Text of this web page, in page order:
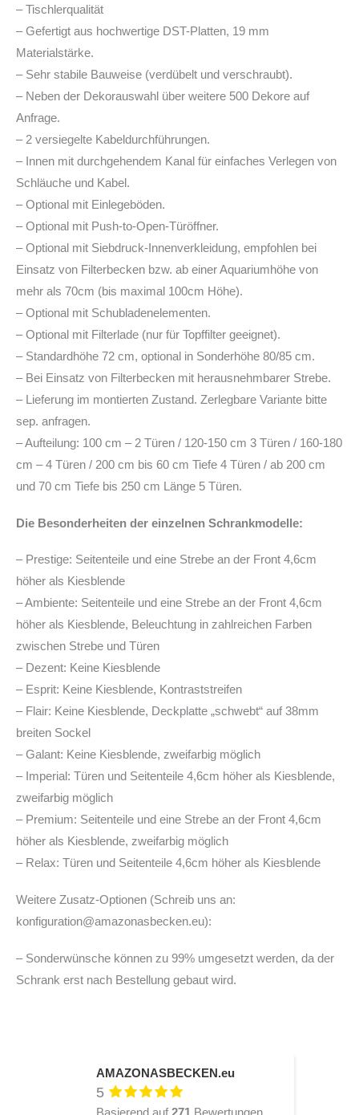
– Tischlerqualität
– Gefertigt aus hochwertige DST-Platten, 19 mm
Materialstärke.
– Sehr stabile Bauweise (verdübelt und verschraubt).
– Neben der Dekorauswahl über weitere 500 Dekore auf
Anfrage.
– 2 versiegelte Kabeldurchführungen.
– Innen mit durchgehendem Kanal für einfaches Verlegen von
Schläuche und Kabel.
– Optional mit Einlegeböden.
– Optional mit Push-to-Open-Türöffner.
– Optional mit Siebdruck-Innenverkleidung, empfohlen bei
Einsatz von Filterbecken bzw. ab einer Aquariumhöhe von
mehr als 70cm (bis maximal 100cm Höhe).
– Optional mit Schubladenelementen.
– Optional mit Filterlade (nur für Topffilter geeignet).
– Standardhöhe 72 cm, optional in Sonderhöhe 80/85 cm.
– Bei Einsatz von Filterbecken mit herausnehmbarer Strebe.
– Lieferung im montierten Zustand. Zerlegbare Variante bitte
sep. anfragen.
– Aufteilung: 100 cm – 2 Türen / 120-150 cm 3 Türen / 160-180
cm – 4 Türen / 200 cm bis 60 cm Tiefe 4 Türen / ab 200 cm
und 70 cm Tiefe bis 250 cm Länge 5 Türen.
Die Besonderheiten der einzelnen Schrankmodelle:
– Prestige: Seitenteile und eine Strebe an der Front 4,6cm
höher als Kiesblende
– Ambiente: Seitenteile und eine Strebe an der Front 4,6cm
höher als Kiesblende, Beleuchtung in zahlreichen Farben
zwischen Strebe und Türen
– Dezent: Keine Kiesblende
– Esprit: Keine Kiesblende, Kontraststreifen
– Flair: Keine Kiesblende, Deckplatte „schwebt“ auf 38mm
breiten Sockel
– Galant: Keine Kiesblende, zweifarbig möglich
– Imperial: Türen und Seitenteile 4,6cm höher als Kiesblende,
zweifarbig möglich
– Premium: Seitenteile und eine Strebe an der Front 4,6cm
höher als Kiesblende, zweifarbig möglich
– Relax: Türen und Seitenteile 4,6cm höher als Kiesblende
Weitere Zusatz-Optionen (Schreib uns an:
konfiguration@amazonasbecken.eu):
– Sonderwünsche können zu 99% umgesetzt werden, da der
Schrank erst nach Bestellung gebaut wird.
AMAZONASBECKEN.eu
5
Basierend auf 271 Bewertungen